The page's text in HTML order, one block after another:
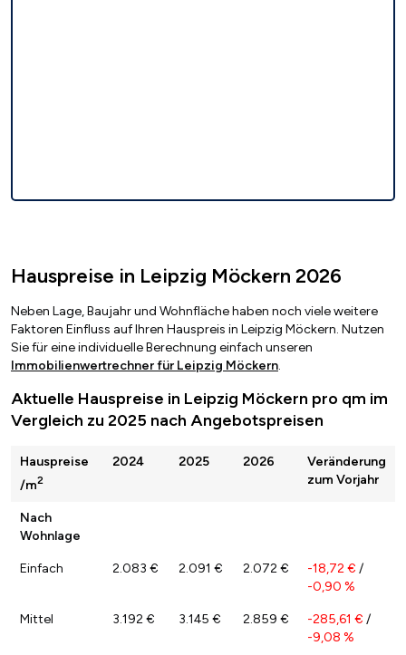
Hauspreise in Leipzig Möckern 2026
Neben Lage, Baujahr und Wohnfläche haben noch viele weitere
Faktoren Einfluss auf Ihren Hauspreis in Leipzig Möckern. Nutzen
Sie für eine individuelle Berechnung einfach unseren
Immobilienwertrechner für Leipzig Möckern.
Aktuelle Hauspreise in Leipzig Möckern pro qm im
Vergleich zu 2025 nach Angebotspreisen
Hauspreise
/m2
2024 2025 2026
Veränderung
zum Vorjahr
Nach
Wohnlage
Einfach 2.083 € 2.091 € 2.072 € -18,72 € /
-0,90 %
Mittel 3.192 € 3.145 € 2.859 € -285,61 € /
-9,08 %